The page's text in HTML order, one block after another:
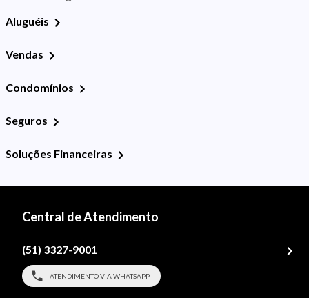
Aluguéis
Vendas
Condomínios
Seguros
Soluções Financeiras
Central de Atendimento
(51) 3327-9001
ATENDIMENTO VIA WHATSAPP